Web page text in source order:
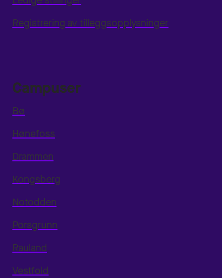
Registrering av tilleggsopplysninger
Campuser
Bø
Hønefoss
Drammen
Kongsberg
Notodden
Porsgrunn
Rauland
Vestfold